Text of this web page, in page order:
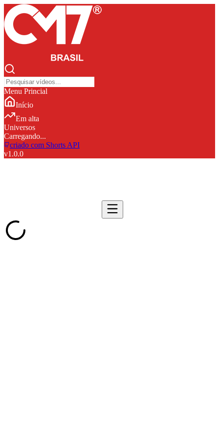
Menu Princial
Início
Em alta
Universos
Carregando...
criado com Shorts API
v1.0.0